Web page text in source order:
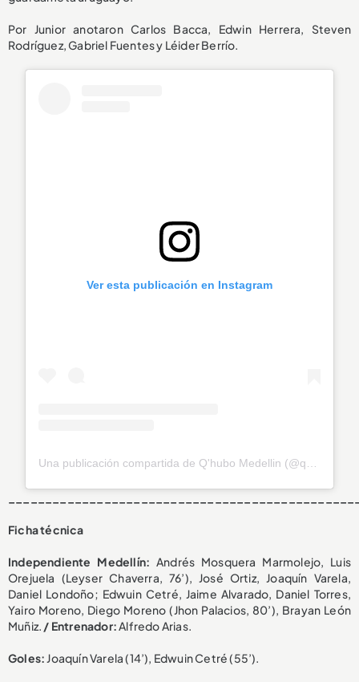
Por Junior anotaron Carlos Bacca, Edwin Herrera, Steven
Rodríguez, Gabriel Fuentes y Léider Berrío.
Ver esta publicación en Instagram
Una publicación compartida de Q'hubo Medellin (@qhubomedallo)
Ficha técnica
Independiente Medellín: Andrés Mosquera Marmolejo, Luis
Orejuela (Leyser Chaverra, 76’), José Ortiz, Joaquín Varela,
Daniel Londoño; Edwuin Cetré, Jaime Alvarado, Daniel Torres,
Yairo Moreno, Diego Moreno (Jhon Palacios, 80’), Brayan León
Muñiz. / Entrenador:Alfredo Arias.
Goles: Joaquín Varela (14’), Edwuin Cetré (55’).